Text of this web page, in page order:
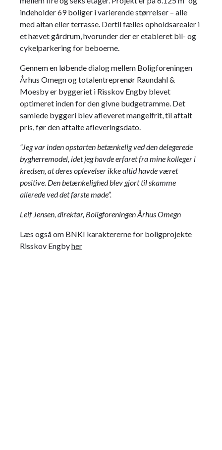
indeholder 69 boliger i varierende størrelser – alle
med altan eller terrasse. Dertil fælles opholdsarealer i
et hævet gårdrum, hvorunder der er etableret bil- og
cykelparkering for beboerne.
Gennem en løbende dialog mellem Boligforeningen
Århus Omegn og totalentreprenør Raundahl &
Moesby er byggeriet i Risskov Engby blevet
optimeret inden for den givne budgetramme. Det
samlede byggeri blev afleveret mangelfrit, til aftalt
pris, før den aftalte afleveringsdato.
”Jeg var inden opstarten betænkelig ved den delegerede
bygherremodel, idet jeg havde erfaret fra mine kolleger i
kredsen, at deres oplevelser ikke altid havde været
positive. Den betænkelighed blev gjort til skamme
allerede ved det første møde”.
Leif Jensen, direktør, Boligforeningen Århus Omegn
Læs også om BNKI karaktererne for boligprojekte
Risskov Engbyher